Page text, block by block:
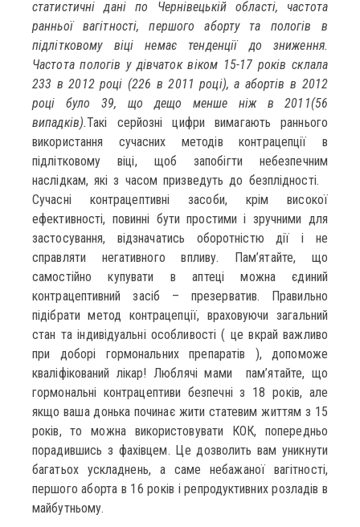
статистичні дані по Чернівецькій області, частота
ранньої вагітності, першого аборту та пологів в
підлітковому віці немає тенденції до зниження.
Частота пологів у дівчаток віком 15-17 років склала
233 в 2012 році (226 в 2011 році), а абортів в 2012
році було 39, що дещо менше ніж в 2011(56
випадків).Такі серйозні цифри вимагають раннього
використання сучасних методів контрацепції в
підлітковому віці, щоб запобігти небезпечним
наслідкам, які з часом призведуть до безплідності.
Сучасні контрацептивні засоби, крім високої
ефективності, повинні бути простими і зручними для
застосування, відзначатись оборотністю дії і не
справляти негативного впливу. Пам’ятайте, що
самостійно купувати в аптеці можна єдиний
контрацептивний засіб – презерватив. Правильно
підібрати метод контрацепції, враховуючи загальний
стан та індивідуальні особливості ( це вкрай важливо
при доборі гормональних препаратів ), допоможе
кваліфікований лікар! Люблячі мами пам’ятайте, що
гормональні контрацептиви безпечні з 18 років, але
якщо ваша донька починає жити статевим життям з 15
років, то можна використовувати КОК, попередньо
порадившись з фахівцем. Це дозволить вам уникнути
багатьох ускладнень, а саме небажаної вагітності,
першого аборта в 16 років і репродуктивних розладів в
майбутньому.